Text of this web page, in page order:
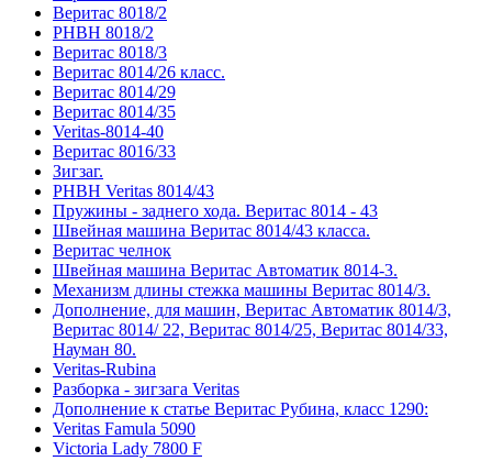
Веритас 8018/2
РНВН 8018/2
Веритас 8018/3
Веритас 8014/26 класс.
Веритас 8014/29
Веритас 8014/35
Veritas-8014-40
Веритас 8016/33
Зигзаг.
РНВН Veritas 8014/43
Пружины - заднего хода. Веритас 8014 - 43
Швейная машина Веритас 8014/43 класса.
Веритас челнок
Швейная машина Веритас Автоматик 8014-3.
Механизм длины стежка машины Веритас 8014/3.
Дополнение, для машин, Веритас Автоматик 8014/3,
Веритас 8014/ 22, Веритас 8014/25, Веритас 8014/33,
Науман 80.
Veritas-Rubina
Разборка - зигзага Veritas
Дополнение к статье Веритас Рубина, класс 1290:
Veritas Famula 5090
Victoria Lady 7800 F